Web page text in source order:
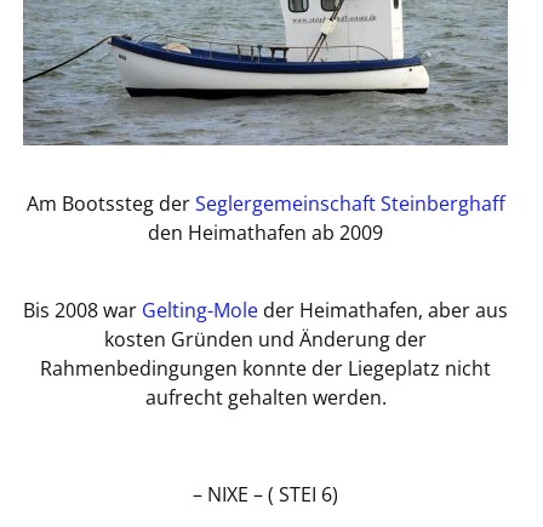
Am Bootssteg derSeglergemeinschaft Steinberghaff
den Heimathafen ab 2009
Bis 2008 war Gelting-Mole der Heimathafen, aber aus
kosten Gründen und Änderung der
Rahmenbedingungen konnte der Liegeplatz nicht
aufrecht gehalten werden.
– NIXE – ( STEI 6)